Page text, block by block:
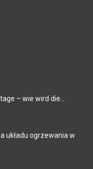
– wie wird die...
układu ogrzewania w